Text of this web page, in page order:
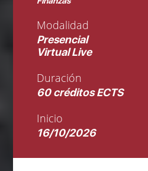
Modalidad
Presencial
Virtual Live
Duración
60 créditos ECTS
Inicio
16/10/2026